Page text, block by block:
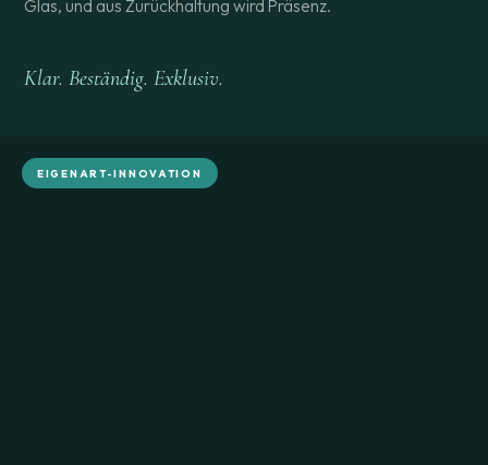
Glas, und aus Zurückhaltung wird Präsenz.
Klar. Beständig. Exklusiv.
EIGENART-INNOVATION